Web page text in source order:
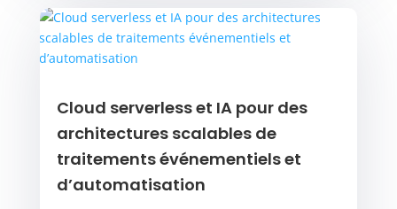
Cloud serverless et IA pour des
architectures scalables de
traitements événementiels et
d’automatisation